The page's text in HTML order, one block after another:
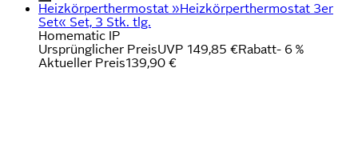
Heizkörperthermostat »Heizkörperthermostat 3er
Set« Set, 3 Stk. tlg.
Homematic IP
Ursprünglicher PreisUVP 149,85 €Rabatt- 6 %
Aktueller Preis139,90 €